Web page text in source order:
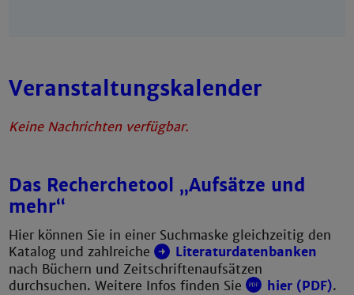
Veranstaltungskalender
Keine Nachrichten verfügbar.
Das Recherchetool „Aufsätze und
mehr“
Hier können Sie in einer Suchmaske gleichzeitig den
Katalog und zahlreiche
Literaturdatenbanken
nach Büchern und Zeitschriftenaufsätzen
durchsuchen. Weitere Infos finden Sie
hier (PDF).